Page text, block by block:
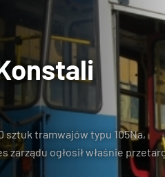
sztuk tramwajów typu 105Na,
zarządu ogłosił właśnie